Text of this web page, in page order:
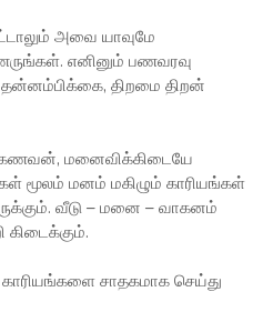
அவை யாவுமே
எனினும் பணவரவு
தன்னம்பிக்கை, திறமை திறன்
கணவன், மனைவிக்கிடையே
மூலம் மனம் மகிழும் காரியங்கள்
வீடு – மனை – வாகனம்
கிடைக்கும்.
சாதகமாக செய்து